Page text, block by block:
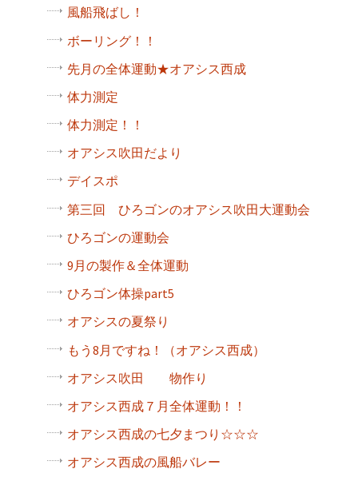
風船飛ばし！
ボーリング！！
先月の全体運動★オアシス西成
体力測定
体力測定！！
オアシス吹田だより
デイスポ
第三回 ひろゴンのオアシス吹田大運動会
ひろゴンの運動会
9月の製作＆全体運動
ひろゴン体操part5
オアシスの夏祭り
もう8月ですね！（オアシス西成）
オアシス吹田 物作り
オアシス西成７月全体運動！！
オアシス西成の七夕まつり☆☆☆
オアシス西成の風船バレー